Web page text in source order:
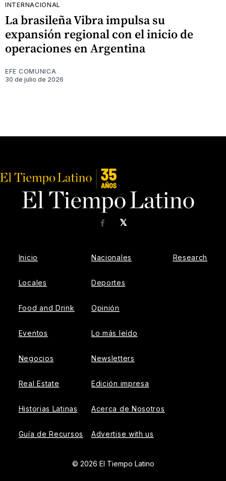
INTERNACIONAL
La brasileña Vibra impulsa su
expansión regional con el inicio de
operaciones en Argentina
EFE COMUNICA
30 de julio de 2026
𝕏
Facebook
Inicio
Locales
Food and Drink
Eventos
Negocios
Real Estate
Historias Latinas
Guía de Recursos
Nacionales
Deportes
Opinión
Lo más leído
Newsletters
Edición impresa
Acerca de Nosotros
Advertise with us
Research
© 2026 El Tiempo Latino